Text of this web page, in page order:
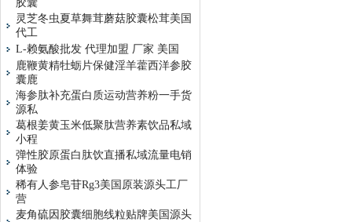
胶囊
灵芝冬虫夏草舞茸蘑菇胶囊松茸美国
代工
L-赖氨酸批发 代理加盟 厂家 美国
鹿鞭黄精牡蛎片保健淫羊藿西洋参胶
囊鹿
海参肽补充蛋白质运动营养粉一手货
源私
葛根姜黄玉米低聚肽营养素饮品私域
小程
弹性胶原蛋白肽饮直播私域流量电销
体验
稀有人参皂苷Rg3美国原装源头工厂
营
麦角硫因胶囊细胞线粒贴牌美国源头